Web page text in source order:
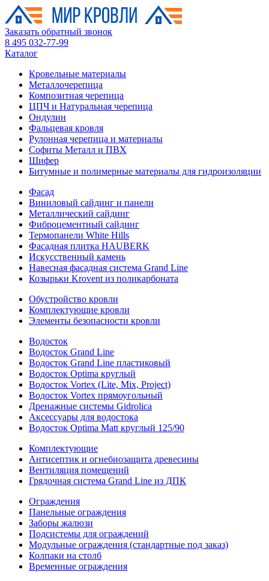
Заказать обратный звонок
8 495 032-77-99
Каталог
Кровельные материалы
Металлочерепица
Композитная черепица
ЦПЧ и Натуральная черепица
Ондулин
Фальцевая кровля
Рулонная черепица и материалы
Софиты Металл и ПВХ
Шифер
Битумные и полимерные материалы для гидроизоляции
Фасад
Виниловый сайдинг и панели
Металлический сайдинг
Фиброцементный сайдинг
Термопанели White Hills
Фасадная плитка HAUBERK
Искусственный камень
Навесная фасадная система Grand Line
Козырьки Krovent из поликарбоната
Обустройство кровли
Комплектующие кровли
Элементы безопасности кровли
Водосток
Водосток Grand Line
Водосток Grand Line пластиковый
Водосток Optima круглый
Водосток Vortex (Lite, Mix, Project)
Водосток Vortex прямоугольный
Дренажные системы Gidrolica
Аксессуары для водостока
Водосток Optima Matt круглый 125/90
Комплектующие
Антисептик и огнебиозащита древесины
Вентиляция помещений
Грядочная система Grand Line из ДПК
Ограждения
Панельные ограждения
Заборы жалюзи
Подсистемы для ограждений
Модульные ограждения (стандартные под заказ)
Колпаки на столб
Временные ограждения